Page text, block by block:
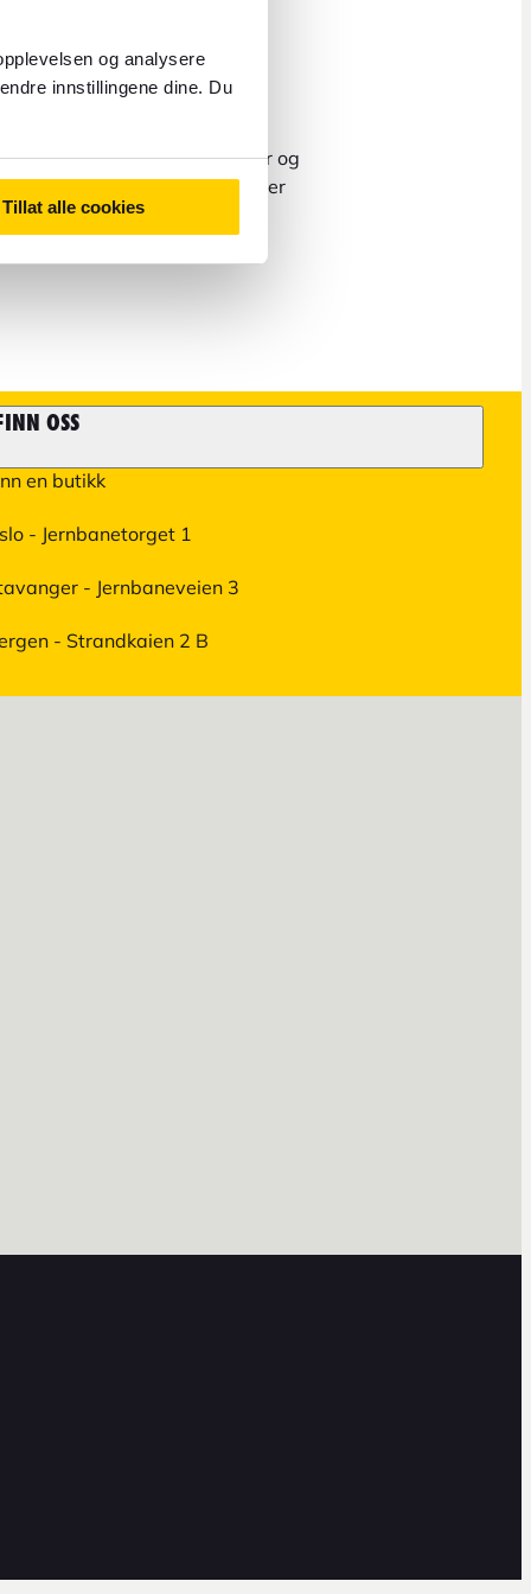
og analysere
innstillingene dine. Du
Tillat alle cookies
om bestilling av flyreiser og
til våre partnere. Du finner mer
OSS
en butikk
- Jernbanetorget 1
- Jernbaneveien 3
- Strandkaien 2 B